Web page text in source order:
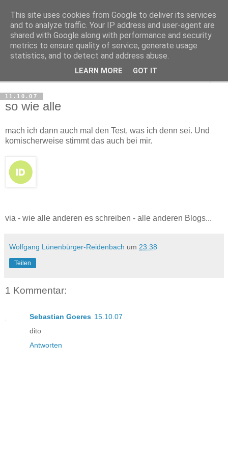
Haltungsturnen
Niveau sieht nur von unten aus wie Arroganz.
11.10.07
so wie alle
mach ich dann auch mal den Test, was ich denn sei. Und
komischerweise stimmt das auch bei mir.
via - wie alle anderen es schreiben - alle anderen Blogs...
Wolfgang Lünenbürger-Reidenbach um 23:38
Teilen
1 Kommentar:
Sebastian Goeres 15.10.07
dito
Antworten
This site uses cookies from Google to deliver its services
and to analyze traffic. Your IP address and user-agent are
shared with Google along with performance and security
metrics to ensure quality of service, generate usage
statistics, and to detect and address abuse.
LEARN MORE GOT IT